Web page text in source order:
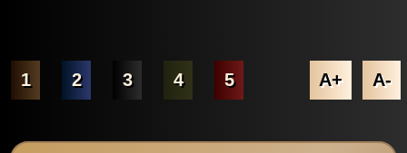
1 2 3 4 5 A+ A-